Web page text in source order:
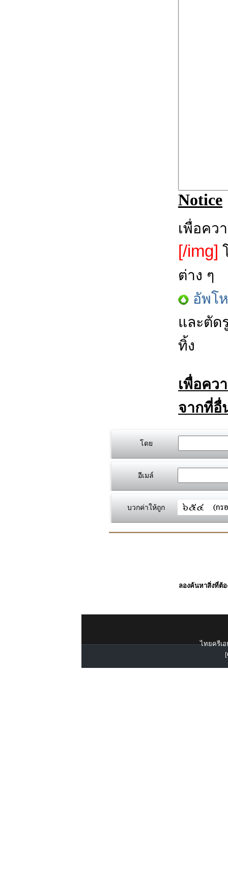
Notice
เพื่อคว
[/img]
ต่าง ๆ
อัพโ
และตัด
ทิ้ง
เพื่อคว
จากที่อื่
โดย
อีเมล์
บวกค่าให้ถูก
ลองค้นหาสิ่งที่ต้อ
ไทยครีเอ
[